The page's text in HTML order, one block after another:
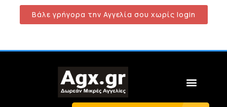
Βάλε γρήγορα την Αγγελία σου χωρίς login